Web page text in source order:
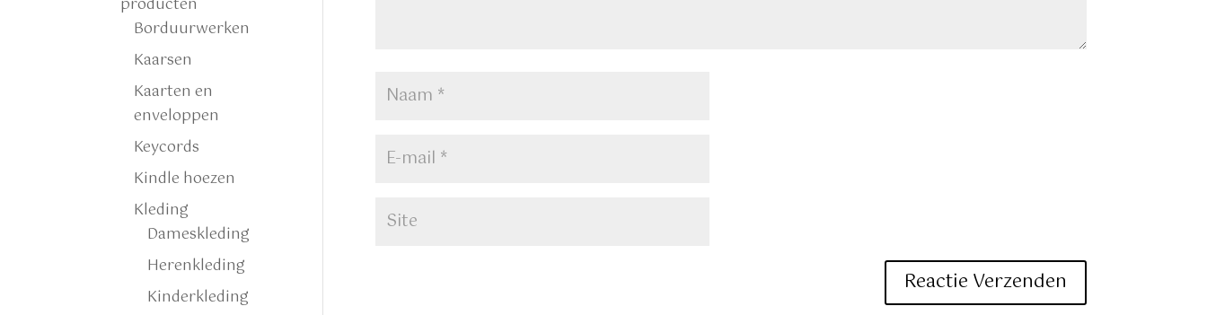
Borduurwerken
Kaarsen
Kaarten en
enveloppen
Keycords
Kindle hoezen
Kleding
Dameskleding
Herenkleding
Kinderkleding